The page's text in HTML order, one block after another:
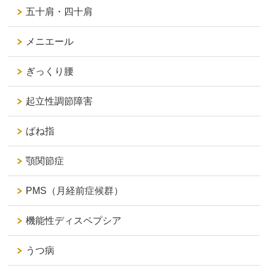
五十肩・四十肩
メニエール
ぎっくり腰
起立性調節障害
ばね指
顎関節症
PMS（月経前症候群）
機能性ディスペプシア
うつ病